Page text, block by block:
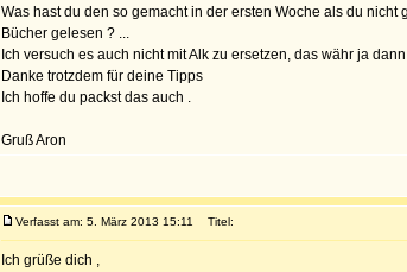
Was hast du den so gemacht in der ersten Woche als du nicht
Bücher gelesen ? ...
Ich versuch es auch nicht mit Alk zu ersetzen, das währ ja
Danke trotzdem für deine Tipps
Ich hoffe du packst das auch .
Gruß Aron
Verfasst am: 5. März 2013 15:11 Titel:
Ich grüße dich ,